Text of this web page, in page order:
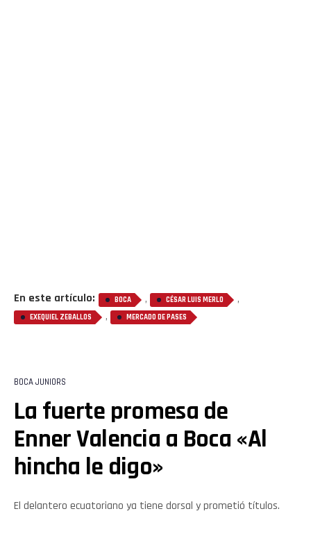
En este artículo: BOCA , CÉSAR LUIS MERLO ,
EXEQUIEL ZEBALLOS , MERCADO DE PASES
BOCA JUNIORS
La fuerte promesa de
Enner Valencia a Boca «Al
hincha le digo»
El delantero ecuatoriano ya tiene dorsal y prometió títulos.
Reddit
Email